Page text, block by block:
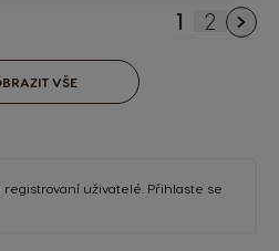
Právě si
1 Stránka
2
VŠE
uživatelé. Přihlaste se